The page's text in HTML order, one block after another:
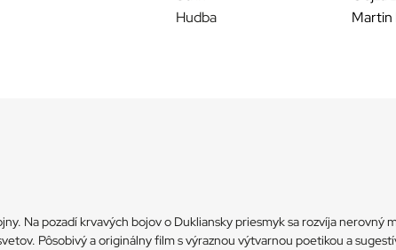
Hudba
Martin
Na pozadí krvavých bojov o Dukliansky priesmyk sa rozvíja
Pôsobivý a originálny film s výraznou výtvarnou poetikou a